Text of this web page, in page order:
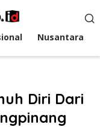
Nusantara
Diri Dari